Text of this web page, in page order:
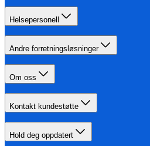
Helsepersonell
Andre forretningsløsninger
Om oss
Kontakt kundestøtte
Hold deg oppdatert